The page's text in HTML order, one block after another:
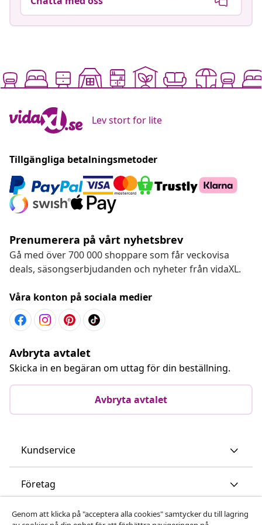
Lev stort for lite
Tillgängliga betalningsmetoder
Prenumerera på vårt nyhetsbrev
Gå med över 700 000 shoppare som får veckovisa
deals, säsongserbjudanden och nyheter från vidaXL.
Våra konton på sociala medier
Avbryta avtalet
Skicka in en begäran om uttag för din beställning.
Avbryta avtalet
Kundservice
Företag
vidaXL
Genom att klicka på "acceptera alla cookies" samtycker du till lagring